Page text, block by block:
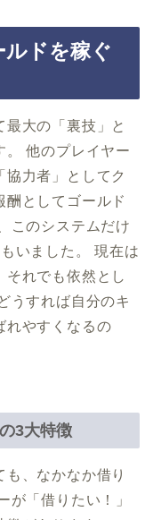
ルドを稼ぐ
大の「裏技」と
。 他のプレイヤー
力者」としてク
酬としてゴールド
このシステムだけ
いました。 現在は
それでも依然とし
うすれば自分のキ
れやすくなるの
3大特徴
、なかなか借り
が「借りたい！」